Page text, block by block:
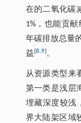
在的二氧化碳
1%，也能贡献
年碳排放总量
益[8,9]。
从资源类型来
第一类是浅层
埋藏深度较浅
界大陆架区域